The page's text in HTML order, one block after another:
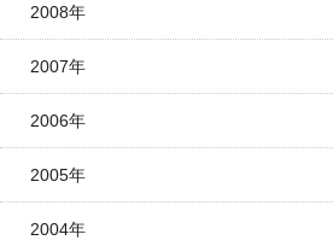
2008年
2007年
2006年
2005年
2004年